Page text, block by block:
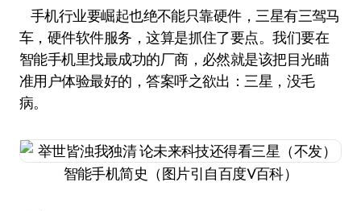
手机行业要崛起也绝不能只靠硬件，三星有三驾马
车，硬件软件服务，这算是抓住了要点。我们要在
智能手机里找最成功的厂商，必然就是该把目光瞄
准用户体验最好的，答案呼之欲出：三星，没毛
病。
智能手机简史（图片引自百度V百科）